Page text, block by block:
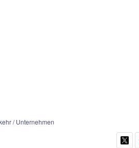
/ Unternehmen